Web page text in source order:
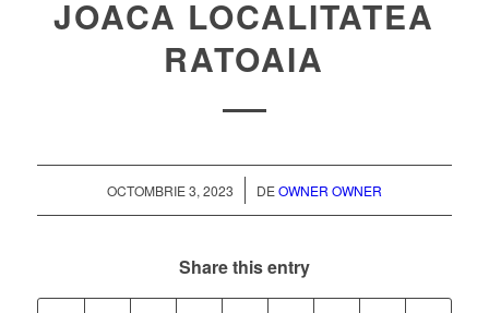
JOACA LOCALITATEA
RATOAIA
OCTOMBRIE 3, 2023
/ DEOWNER OWNER
Share this entry